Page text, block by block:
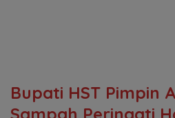
Bupati HST Pimpin
Sampah Peringati